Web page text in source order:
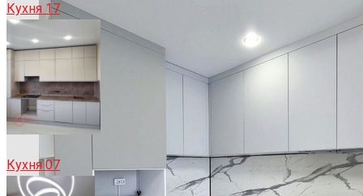
Кухня 17
Кухня 07